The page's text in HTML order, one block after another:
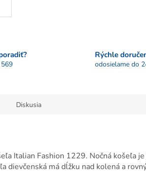
Rýchle
odosielame do
Diskusia
Italian Fashion 1229. Nočná košeľa
dievčenská má dĺžku nad kolená a